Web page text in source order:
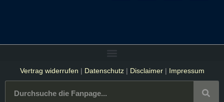
Vertrag widerrufen | Datenschutz| Disclaimer| Impressum